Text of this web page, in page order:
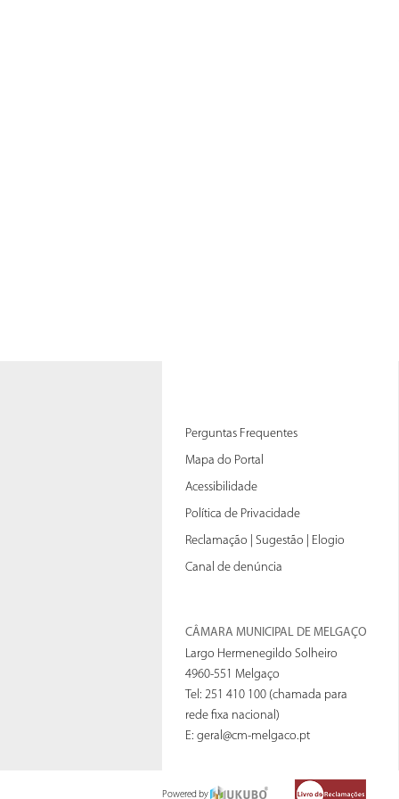
Perguntas Frequentes
Mapa do Portal
Acessibilidade
Política de Privacidade
Reclamação | Sugestão | Elogio
Canal de denúncia
CÂMARA MUNICIPAL DE MELGAÇO
Largo Hermenegildo Solheiro
4960-551 Melgaço
Tel: 251 410 100 (chamada para
rede fixa nacional)
E:geral@cm-melgaco.pt
Powered by